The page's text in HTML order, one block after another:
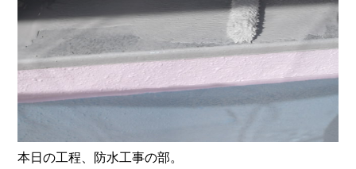
本日の工程、防水工事の部。